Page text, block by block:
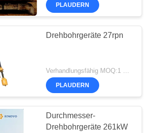
PLAUDERN
Drehbohrgeräte 27rpn
Verhandlungsfähig MOQ:1 Satz
PLAUDERN
Durchmesser-
Drehbohrgeräte 261kW